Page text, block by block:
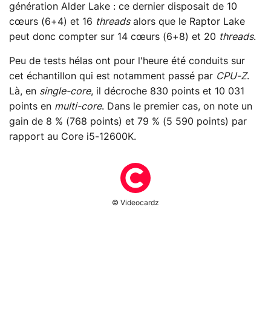
génération Alder Lake : ce dernier disposait de 10
cœurs (6+4) et 16 threadsalors que le Raptor Lake
peut donc compter sur 14 cœurs (6+8) et 20 threads.
Peu de tests hélas ont pour l'heure été conduits sur
cet échantillon qui est notamment passé par CPU-Z.
Là, en single-core, il décroche 830 points et 10 031
points en multi-core. Dans le premier cas, on note un
gain de 8 % (768 points) et 79 % (5 590 points) par
rapport au Core i5-12600K.
© Videocardz